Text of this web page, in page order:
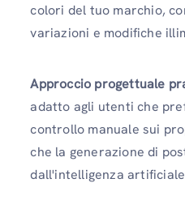
colori del tuo marchio,
variazioni e modifiche
Approccio progettuale
adatto agli utenti che
controllo manuale sui
che la generazione di
dall'intelligenza